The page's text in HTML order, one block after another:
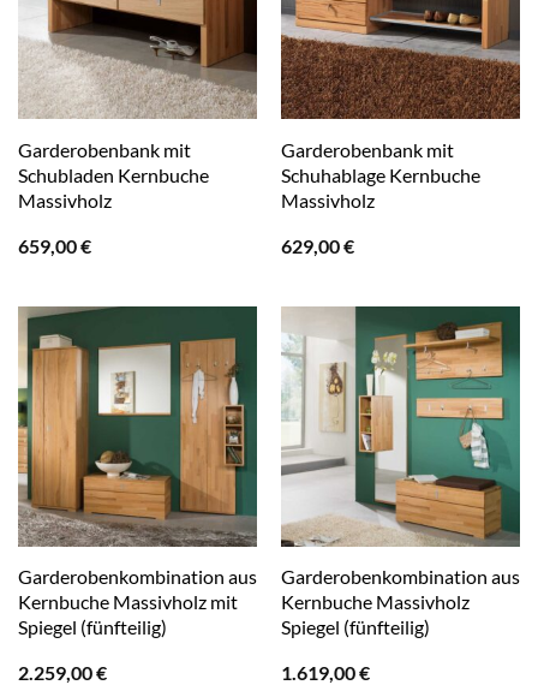
Garderobenbank mit
Schubladen Kernbuche
Massivholz
659,00€
Garderobenbank mit
Schuhablage Kernbuche
Massivholz
629,00€
Garderobenkombination aus
Kernbuche Massivholz mit
Spiegel (fünfteilig)
2.259,00€
Garderobenkombination aus
Kernbuche Massivholz
Spiegel (fünfteilig)
1.619,00€